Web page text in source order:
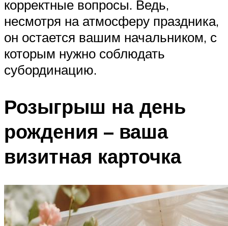
корректные вопросы. Ведь,
несмотря на атмосферу праздника,
он остается вашим начальником, с
которым нужно соблюдать
субординацию.
Розыгрыш на день
рождения – ваша
визитная карточка